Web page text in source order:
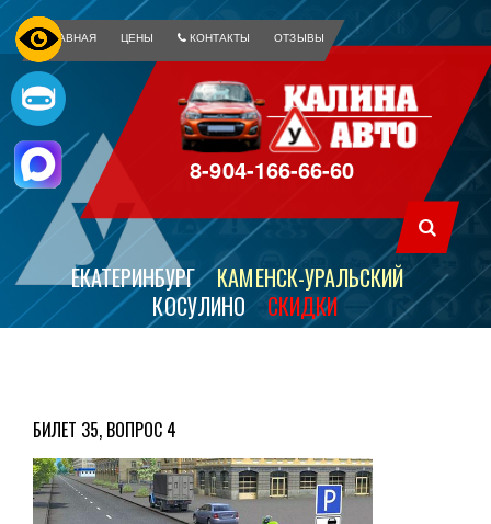
ГЛАВНАЯ ЦЕНЫ КОНТАКТЫ ОТЗЫВЫ
8-904-166-66-60
ЕКАТЕРИНБУРГ
КАМЕНСК-УРАЛЬСКИЙ
КОСУЛИНО
СКИДКИ
БИЛЕТ 35, ВОПРОС 4